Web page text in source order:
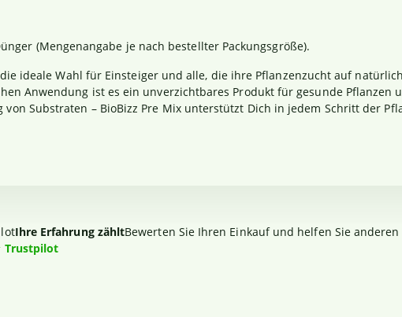
(Mengenangabe je nach bestellter Packungsgröße).
ideale Wahl für Einsteiger und alle, die ihre Pflanzenzucht auf
Anwendung ist es ein unverzichtbares Produkt für gesunde
Substraten – BioBizz Pre Mix unterstützt Dich in jedem Schritt der
Ihre Erfahrung zähltBewerten Sie Ihren Einkauf und helfen Sie
Trustpilot